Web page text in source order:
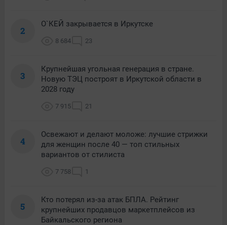
2
О`КЕЙ закрывается в Иркутске
8 684 23
3
Крупнейшая угольная генерация в стране.
Новую ТЭЦ построят в Иркутской области в
2028 году
7 915 21
4
Освежают и делают моложе: лучшие стрижки
для женщин после 40 — топ стильных
вариантов от стилиста
7 758 1
5
Кто потерял из-за атак БПЛА. Рейтинг
крупнейших продавцов маркетплейсов из
Байкальского региона